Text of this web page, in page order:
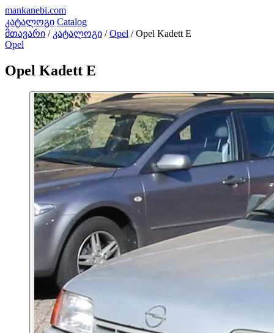
mankanebi.com
კატალოგი Catalog
მთავარი / კატალოგი / Opel / Opel Kadett E
Opel
Opel Kadett E